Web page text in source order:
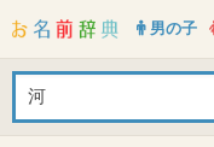
男の子